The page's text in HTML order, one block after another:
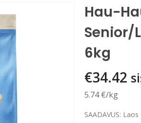
Hau-
6kg
€34.42
5.74 €/kg
SAADAVUS: Laos